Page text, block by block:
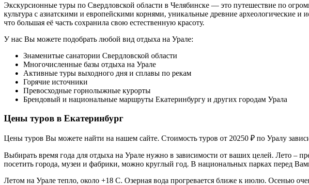
Экскурсионные туры по Свердловской области в Челябинске — это путешествие по
культура с азиатскими и европейскими корнями, уникальные древние археологические и
что большая её часть сохранила свою естественную красоту.
У нас Вы можете подобрать любой вид отдыха на Урале:
Знаменитые санатории Свердловской области
Многочисленные базы отдыха на Урале
Активные туры выходного дня и сплавы по рекам
Горячие источники
Превосходные горнолыжные курорты
Брендовый и национальные маршруты Екатеринбургу и других городам Урала
Цены туров в Екатеринбург
Цены туров Вы можете найти на нашем сайте. Стоимость туров от 20250 ₽ по Уралу
Выбирать время года для отдыха на Урале нужно в зависимости от ваших целей. Лето –
посетить города, музеи и фабрики, можно круглый год. В национальных парках перед
Летом на Урале тепло, около +18 C. Озерная вода прогревается ближе к июлю. Осенью